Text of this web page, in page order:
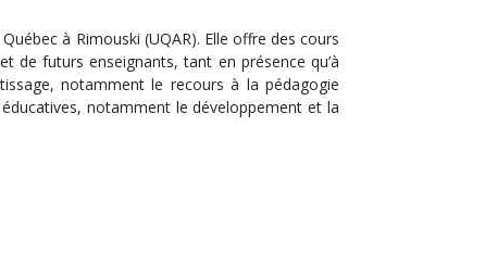
à Rimouski (UQAR). Elle offre des cours
de futurs enseignants, tant en présence qu’à
notamment le recours à la pédagogie
notamment le développement et la